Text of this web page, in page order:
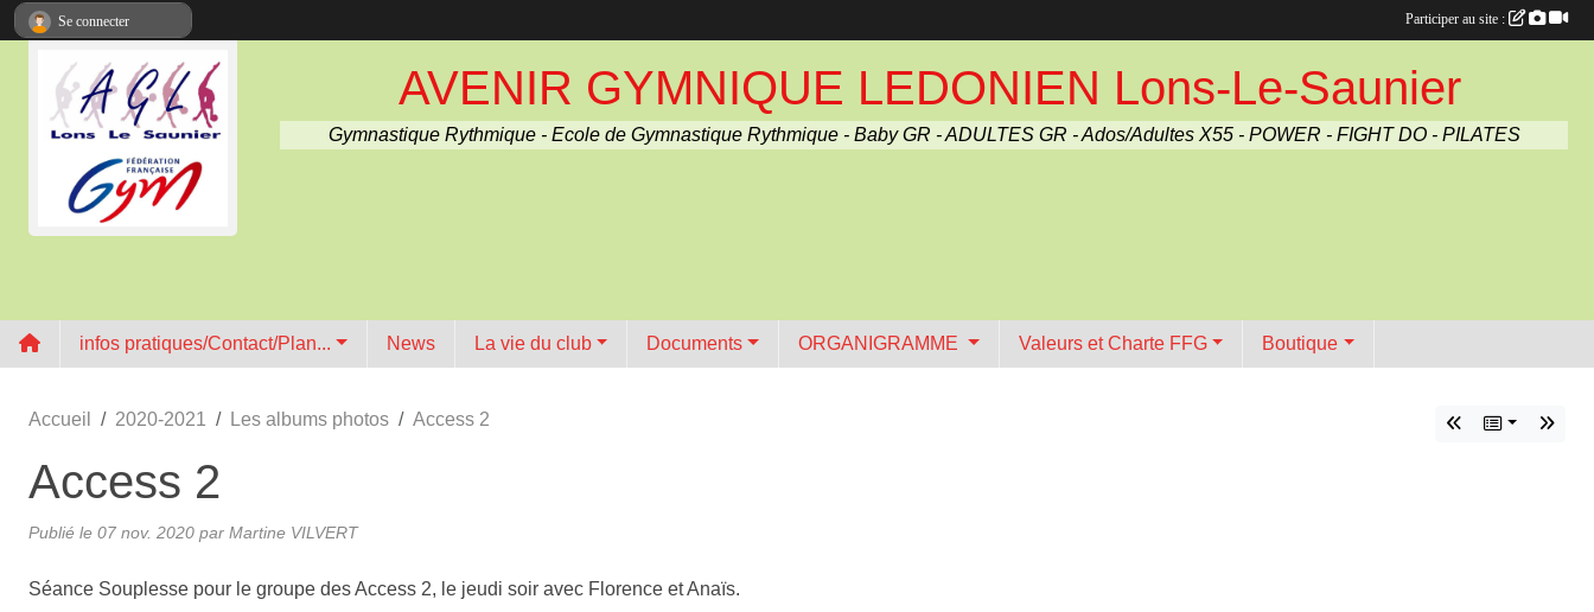
AVENIR GYMNIQUE LEDONIEN Lons-Le-Saunier
Gymnastique Rythmique - Ecole de Gymnastique Rythmique - Baby GR - ADULTES GR - Ados/Adultes X55 - POWER - FIGHT DO - PILATES
infos pratiques/Contact/Plan... News La vie du club Documents ORGANIGRAMME Valeurs et Charte FFG Boutique
Accueil 2020-2021 Les albums photos Access 2
Access 2
Publié le 07 nov. 2020 par Martine VILVERT
Séance Souplesse pour le groupe des Access 2, le jeudi soir avec Florence et Anaïs.
Se connecter Participer au site :
Panneau de gestion des cookies